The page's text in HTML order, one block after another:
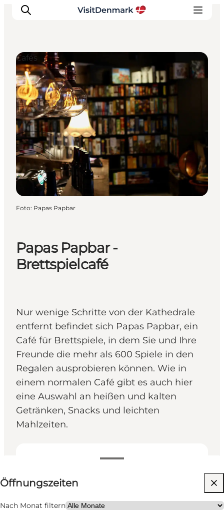
Inspiration
Regionen
Erlebnisse
Unterkünfte
Reiseplanung
Papas Papbar -
Brettspielcafé
Nur wenige Schritte von der Kathedrale
entfernt befindet sich Papas Papbar, ein
Café für Brettspiele, in dem Sie und Ihre
Freunde die mehr als 600 Spiele in den
Regalen ausprobieren können. Wie in
einem normalen Café gibt es auch hier
eine Auswahl an heißen und kalten
Getränken, Snacks und leichten
Mahlzeiten.
Öffnungszeiten anzeigen
Öffnungszeiten
Nach Monat filtern
Website besuchen
Mein Partner, Freunde, Kinder
Cafés
Foto: Papas Papbar